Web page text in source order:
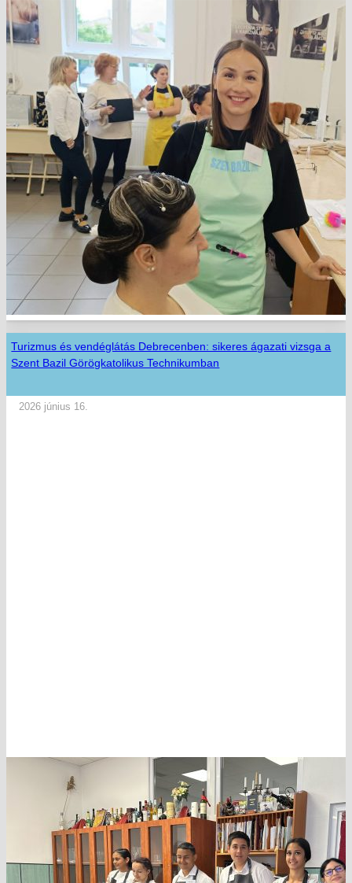
Turizmus és vendéglátás Debrecenben: sikeres ágazati vizsga a
Szent Bazil Görögkatolikus Technikumban
2026 június 16.